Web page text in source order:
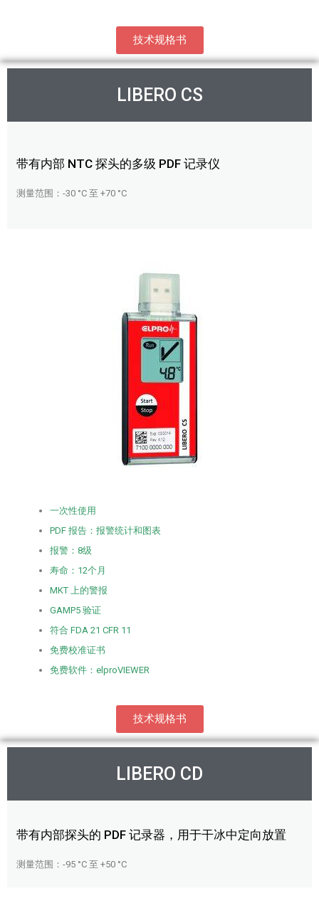
技术规格书
LIBERO CS
带有内部 NTC 探头的多级 PDF 记录仪
测量范围：-30 °C 至 +70 °C
一次性使用
PDF 报告：报警统计和图表
报警：8级
寿命：12个月
MKT 上的警报
GAMP5 验证
符合 FDA 21 CFR 11
免费校准证书
免费软件：elproVIEWER
技术规格书
LIBERO CD
带有内部探头的 PDF 记录器，用于干冰中定向放置
测量范围：-95 °C 至 +50 °C